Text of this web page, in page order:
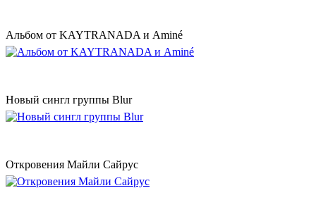
Альбом от KAYTRANADA и Aminé
Новый сингл группы Blur
Откровения Майли Сайрус